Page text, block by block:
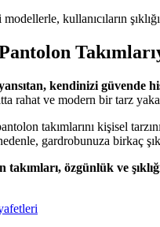
kullanıcıların
yansıtan, kendinizi güvende
rahat ve modern bir tarz
takımlarını kişisel
gardrobunuza birkaç
özgünlük ve